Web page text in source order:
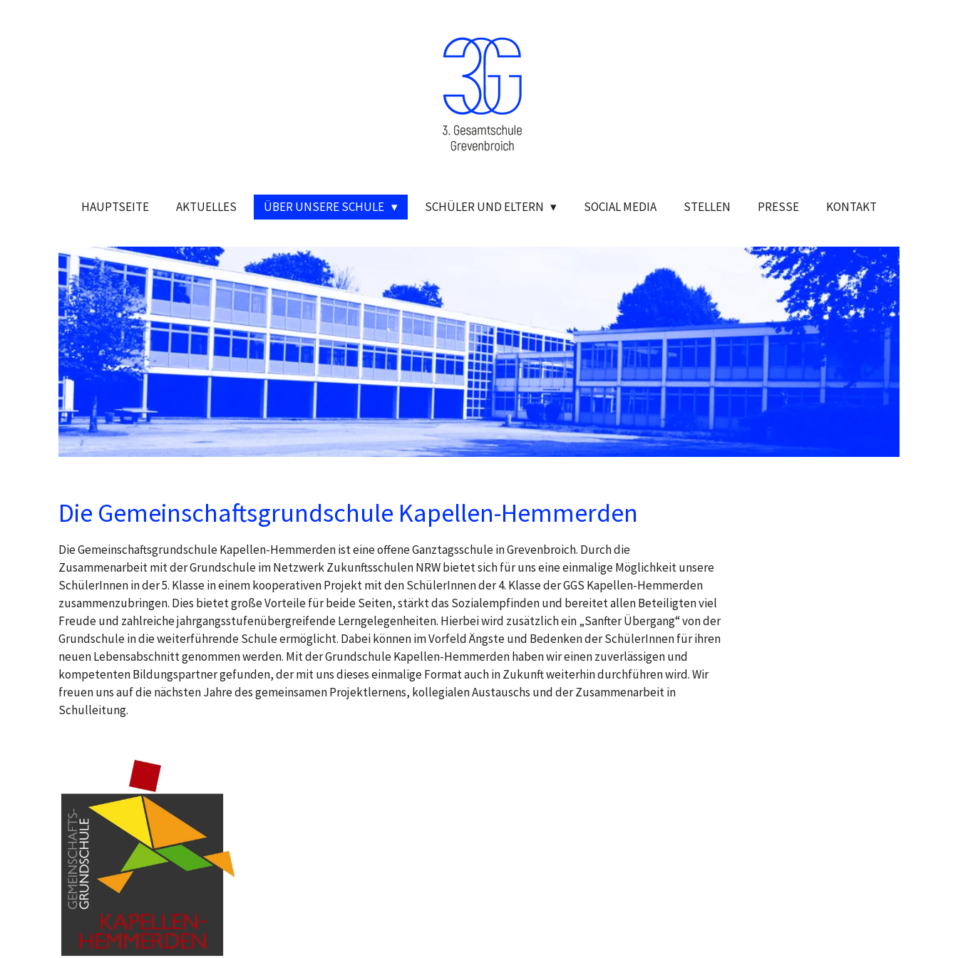
HAUPTSEITE AKTUELLES ÜBER UNSERE SCHULE SCHÜLER UND ELTERN SOCIAL MEDIA STELLEN PRESSE KONTAKT
Die Gemeinschaftsgrundschule Kapellen-Hemmerden
Die Gemeinschaftsgrundschule Kapellen-Hemmerden ist eine offene Ganztagsschule in Grevenbroich. Durch die
Zusammenarbeit mit der Grundschule im Netzwerk Zukunftsschulen NRW bietet sich für uns eine einmalige Möglichkeit unsere
SchülerInnen in der 5. Klasse in einem kooperativen Projekt mit den SchülerInnen der 4. Klasse der GGS Kapellen-Hemmerden
zusammenzubringen. Dies bietet große Vorteile für beide Seiten, stärkt das Sozialempfinden und bereitet allen Beteiligten viel
Freude und zahlreiche jahrgangsstufenübergreifende Lerngelegenheiten. Hierbei wird zusätzlich ein „Sanfter Übergang“ von der
Grundschule in die weiterführende Schule ermöglicht. Dabei können im Vorfeld Ängste und Bedenken der SchülerInnen für ihren
neuen Lebensabschnitt genommen werden. Mit der Grundschule Kapellen-Hemmerden haben wir einen zuverlässigen und
kompetenten Bildungspartner gefunden, der mit uns dieses einmalige Format auch in Zukunft weiterhin durchführen wird. Wir
freuen uns auf die nächsten Jahre des gemeinsamen Projektlernens, kollegialen Austauschs und der Zusammenarbeit in
Schulleitung.